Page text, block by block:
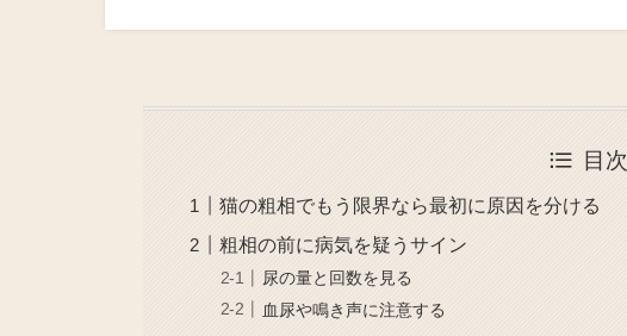
目次
猫の粗相でもう限界なら最初に原因を分ける
粗相の前に病気を疑うサイン
尿の量と回数を見る
血尿や鳴き声に注意する